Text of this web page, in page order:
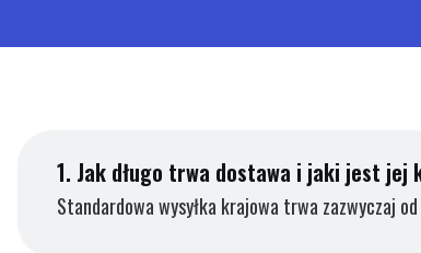
1. Jak długo trwa dostawa i jaki jest jej
Standardowa wysyłka krajowa trwa zazwyczaj